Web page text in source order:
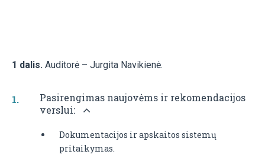
1 dalis. Auditorė – Jurgita Navikienė.
Pasirengimas naujovėms ir rekomendacijos
verslui:
Dokumentacijos ir apskaitos sistemų
pritaikymas.